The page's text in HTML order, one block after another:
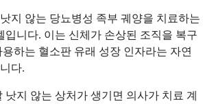
지 않는 당뇨병성 족부 궤양을 치료하는
입니다. 이는 신체가 손상된 조직을 복구
하는 혈소판 유래 성장 인자라는 자연
다.
낫지 않는 상처가 생기면 의사가 치료 계